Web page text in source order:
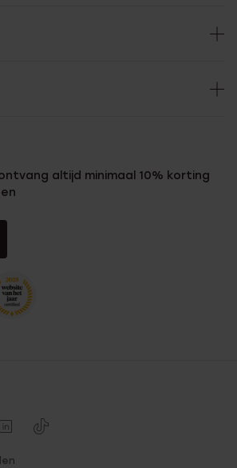
altijd minimaal 10% korting